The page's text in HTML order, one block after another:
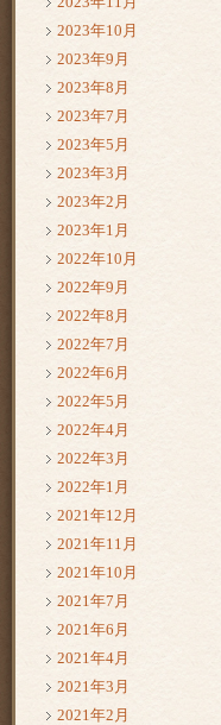
2023年10月
2023年9月
2023年8月
2023年7月
2023年5月
2023年3月
2023年2月
2023年1月
2022年10月
2022年9月
2022年8月
2022年7月
2022年6月
2022年5月
2022年4月
2022年3月
2022年1月
2021年12月
2021年11月
2021年10月
2021年7月
2021年6月
2021年4月
2021年3月
2021年2月